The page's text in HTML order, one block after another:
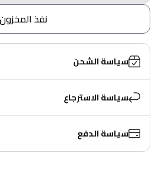
نفذ المخزون
سياسة الشحن
سياسة الاسترجاع
سياسة الدفع